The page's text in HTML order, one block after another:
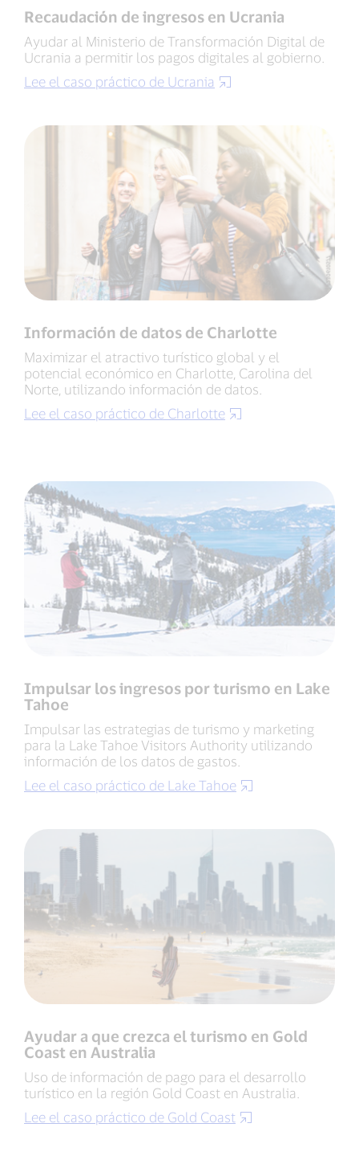
Recaudación de ingresos en Ucrania
Ayudar al Ministerio de Transformación Digital de
Ucrania a permitir los pagos digitales al gobierno.
Lee el caso práctico de Ucrania
Información de datos de Charlotte
Maximizar el atractivo turístico global y el
potencial económico en Charlotte, Carolina del
Norte, utilizando información de datos.
Lee el caso práctico de Charlotte
Impulsar los ingresos por turismo en Lake
Tahoe
Impulsar las estrategias de turismo y marketing
para la Lake Tahoe Visitors Authority utilizando
información de los datos de gastos.
Lee el caso práctico de Lake Tahoe
Ayudar a que crezca el turismo en Gold
Coast en Australia
Uso de información de pago para el desarrollo
turístico en la región Gold Coast en Australia.
Lee el caso práctico de Gold Coast